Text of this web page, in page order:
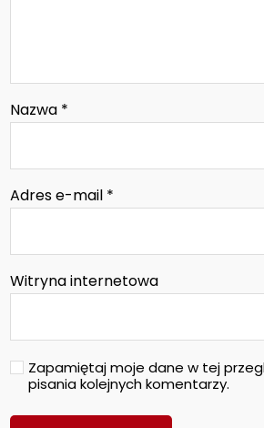
Nazwa *
Adres e-mail *
Witryna internetowa
Zapamiętaj moje dane w tej
pisania kolejnych komentarzy.